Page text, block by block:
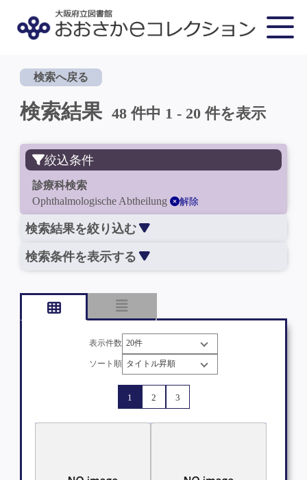
検索へ戻る
検索結果 48 件中 1 - 20 件を表示
絞込条件
診療科検索
Ophthalmologische Abtheilung
解除
検索結果を絞り込む
検索条件を表示する
表示件数
ソート順
1 2 3